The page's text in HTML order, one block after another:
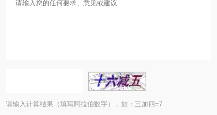
请输入计算结果（填写阿拉伯数字），如：三加四=7